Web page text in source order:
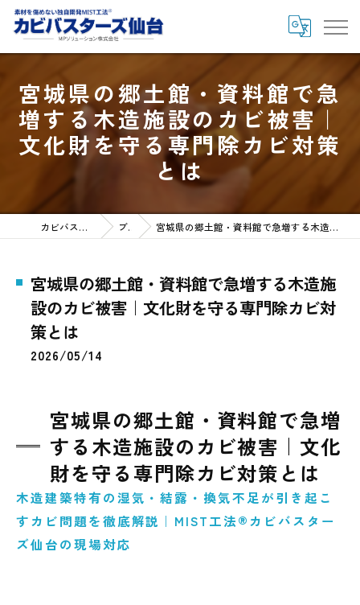
宮城県の郷土館・資料館で急
増する木造施設のカビ被害｜
文化財を守る専門除カビ対策
とは
カビバスターズ仙台HOME ブログ 宮城県の郷土館・資料館で急増する木造施設のカビ被害｜文化財を守る専門除カビ対策とは
宮城県の郷土館・資料館で急増する木造施
設のカビ被害｜文化財を守る専門除カビ対
策とは
2026/05/14
宮城県の郷土館・資料館で急増
する木造施設のカビ被害｜文化
財を守る専門除カビ対策とは
木造建築特有の湿気・結露・換気不足が引き起こ
すカビ問題を徹底解説｜MIST工法®カビバスター
ズ仙台の現場対応